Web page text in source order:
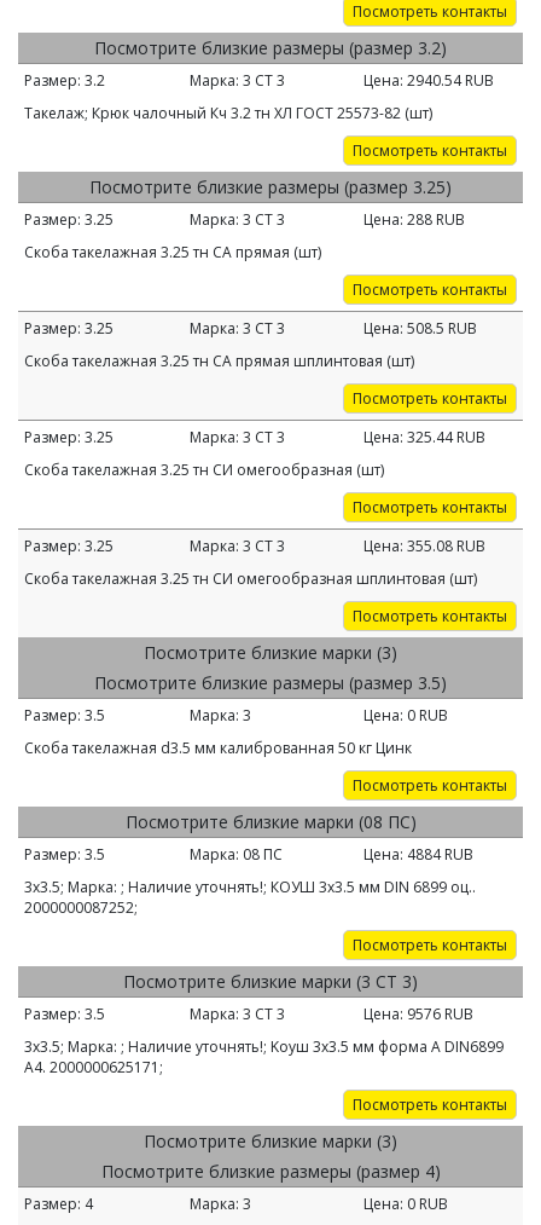
Посмотреть контакты
Посмотрите близкие размеры (размер 3.2)
Размер: 3.2 Марка: 3 СТ 3 Цена: 2940.54 RUB
Такелаж; Крюк чалочный Кч 3.2 тн ХЛ ГОСТ 25573-82 (шт)
Посмотреть контакты
Посмотрите близкие размеры (размер 3.25)
Размер: 3.25 Марка: 3 СТ 3 Цена: 288 RUB
Скоба такелажная 3.25 тн СА прямая (шт)
Посмотреть контакты
Размер: 3.25 Марка: 3 СТ 3 Цена: 508.5 RUB
Скоба такелажная 3.25 тн СА прямая шплинтовая (шт)
Посмотреть контакты
Размер: 3.25 Марка: 3 СТ 3 Цена: 325.44 RUB
Скоба такелажная 3.25 тн СИ омегообразная (шт)
Посмотреть контакты
Размер: 3.25 Марка: 3 СТ 3 Цена: 355.08 RUB
Скоба такелажная 3.25 тн СИ омегообразная шплинтовая (шт)
Посмотреть контакты
Посмотрите близкие марки (3)
Посмотрите близкие размеры (размер 3.5)
Размер: 3.5 Марка: 3 Цена: 0 RUB
Скоба такелажная d3.5 мм калиброванная 50 кг Цинк
Посмотреть контакты
Посмотрите близкие марки (08 ПС)
Размер: 3.5 Марка: 08 ПС Цена: 4884 RUB
3х3.5; Марка: ; Наличие уточнять!; КОУШ 3х3.5 мм DIN 6899 оц..
2000000087252;
Посмотреть контакты
Посмотрите близкие марки (3 СТ 3)
Размер: 3.5 Марка: 3 СТ 3 Цена: 9576 RUB
3х3.5; Марка: ; Наличие уточнять!; Kоуш 3х3.5 мм форма A DIN6899
A4. 2000000625171;
Посмотреть контакты
Посмотрите близкие марки (3)
Посмотрите близкие размеры (размер 4)
Размер: 4 Марка: 3 Цена: 0 RUB